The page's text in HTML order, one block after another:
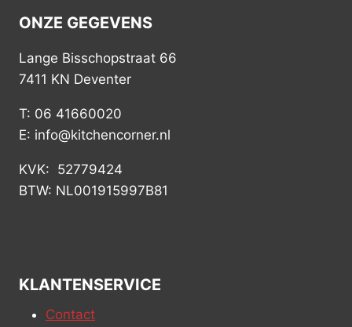
ONZE GEGEVENS
Lange Bisschopstraat 66
7411 KN Deventer
T: 06 41660020
E: info@kitchencorner.nl
KVK: 52779424
BTW: NL001915997B81
KLANTENSERVICE
Contact